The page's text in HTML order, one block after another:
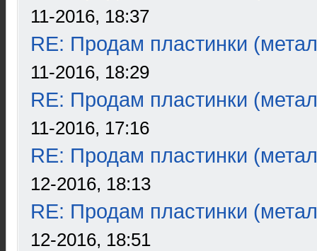
11-2016, 18:37
RE: Продам пластинки
11-2016, 18:29
RE: Продам пластинки
11-2016, 17:16
RE: Продам пластинки
12-2016, 18:13
RE: Продам пластинки
12-2016, 18:51